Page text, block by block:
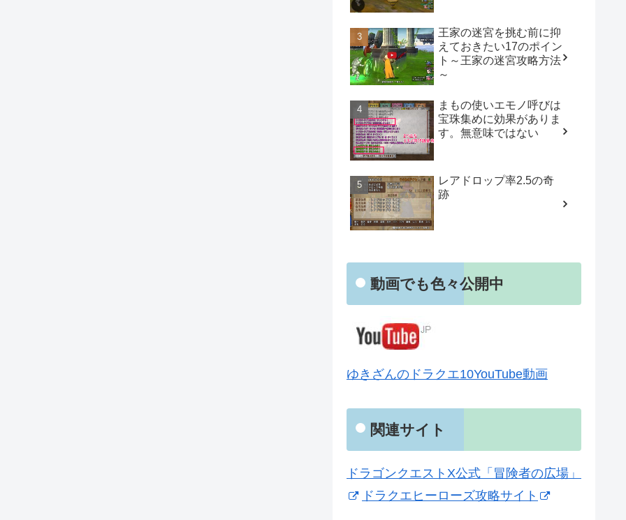
王家の迷宮を挑む前に抑
えておきたい17のポイン
ト～王家の迷宮攻略方法
～
まもの使いエモノ呼びは
宝珠集めに効果がありま
す。無意味ではない
レアドロップ率2.5の奇
跡
動画でも色々公開中
ゆきざんのドラクエ10YouTube動画
関連サイト
ドラゴンクエストX公式「冒険者の広場」
ドラクエヒーローズ攻略サイト